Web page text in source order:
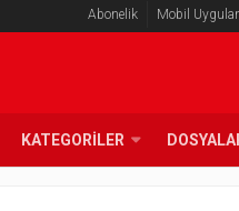
Abonelik Mobil
KATEGORILER